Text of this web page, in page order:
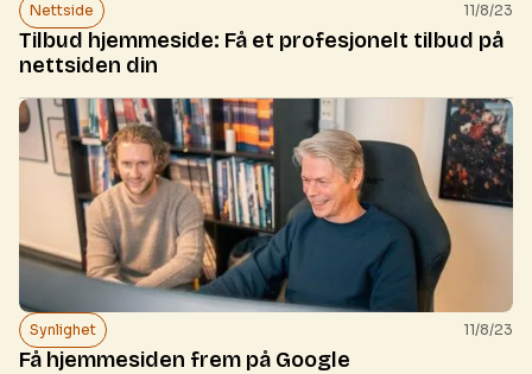
Nettside 11/8/23
Tilbud hjemmeside: Få et profesjonelt tilbud på
nettsiden din
Synlighet 11/8/23
Få hjemmesiden frem på Google